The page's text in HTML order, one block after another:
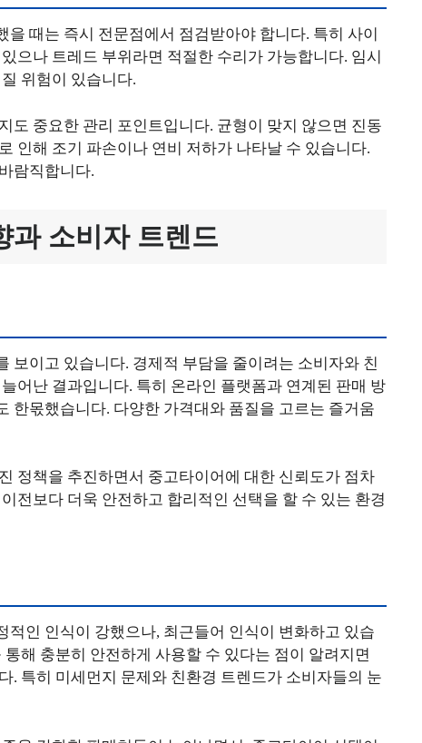
때는 즉시 전문점에서 점검받아야 합니다. 특히 사이
으나 트레드 부위라면 적절한 수리가 가능합니다. 임시
위험이 있습니다.
도 중요한 관리 포인트입니다. 균형이 맞지 않으면 진동
인해 조기 파손이나 연비 저하가 나타날 수 있습니다.
람직합니다.
과 소비자 트렌드
보이고 있습니다. 경제적 부담을 줄이려는 소비자와 친
어난 결과입니다. 특히 온라인 플랫폼과 연계된 판매 방
한몫했습니다. 다양한 가격대와 품질을 고르는 즐거움
정책을 추진하면서 중고타이어에 대한 신뢰도가 점차
전보다 더욱 안전하고 합리적인 선택을 할 수 있는 환경
적인 인식이 강했으나, 최근들어 인식이 변화하고 있습
해 충분히 안전하게 사용할 수 있다는 점이 알려지면
. 특히 미세먼지 문제와 친환경 트렌드가 소비자들의 눈